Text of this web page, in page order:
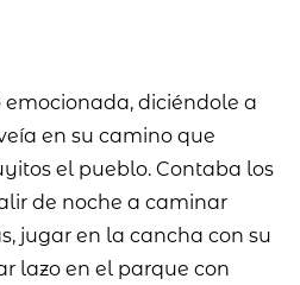
emocionada, diciéndole a
en su camino que
el pueblo. Contaba los
de noche a caminar
jugar en la cancha con su
lazo en el parque con